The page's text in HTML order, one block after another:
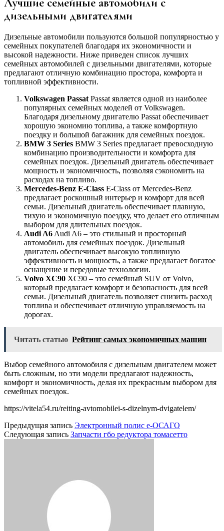
дизельными двигателями
Дизельные автомобили пользуются большой популярностью у
семейных покупателей благодаря их экономичности и
высокой надежности. Ниже приведен список лучших
семейных автомобилей с дизельными двигателями, которые
предлагают отличную комбинацию простора, комфорта и
топливной эффективности.
Volkswagen Passat Passat является одной из наиболее
популярных семейных моделей от Volkswagen.
Благодаря дизельному двигателю Passat обеспечивает
хорошую экономию топлива, а также комфортную
поездку и большой багажник для семейных поездок.
BMW 3 Series BMW 3 Series предлагает превосходную
комбинацию производительности и комфорта для
семейных поездок. Дизельный двигатель обеспечивает
мощность и экономичность, позволяя сэкономить на
расходах на топливо.
Mercedes-Benz E-Class E-Class от Mercedes-Benz
предлагает роскошный интерьер и комфорт для всей
семьи. Дизельный двигатель обеспечивает плавную,
тихую и экономичную поездку, что делает его отличным
выбором для длительных поездок.
Audi A6 Audi A6 – это стильный и просторный
автомобиль для семейных поездок. Дизельный
двигатель обеспечивает высокую топливную
эффективность и мощность, а также предлагает богатое
оснащение и передовые технологии.
Volvo XC90 XC90 – это семейный SUV от Volvo,
который предлагает комфорт и безопасность для всей
семьи. Дизельный двигатель позволяет снизить расход
топлива и обеспечивает отличную управляемость на
дорогах.
Читать статью Рейтинг самых экономичных машин
Выбор семейного автомобиля с дизельным двигателем может
быть сложным, но эти модели предлагают надежность,
комфорт и экономичность, делая их прекрасным выбором для
семейных поездок.
https://vitela54.ru/reiting-avtomobilei-s-dizelnym-dvigatelem/
Предыдущая запись Электронный полис е-ОСАГО
Следующая запись Запчасти гбо редуктора томасетто